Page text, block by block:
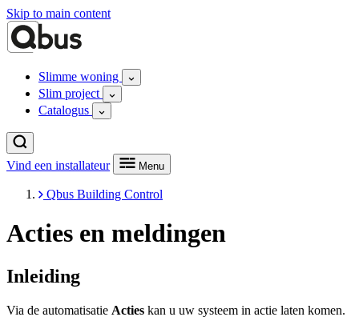
Skip to main content
Slimme woning
Slim project
Catalogus
Vind een installateur Menu
Qbus Building Control
Acties en meldingen
Inleiding
Via de automatisatie Acties kan u uw systeem in actie laten komen.